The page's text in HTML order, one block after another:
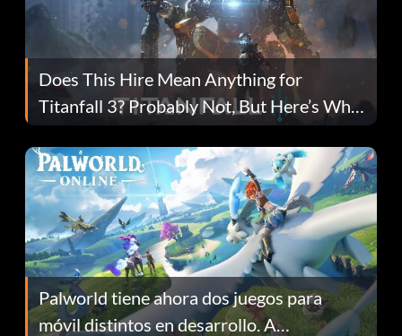
Does This Hire Mean Anything for
Titanfall 3? Probably Not, But Here’s Why
Fans Are Hopeful
Palworld tiene ahora dos juegos para
móvil distintos en desarrollo. A